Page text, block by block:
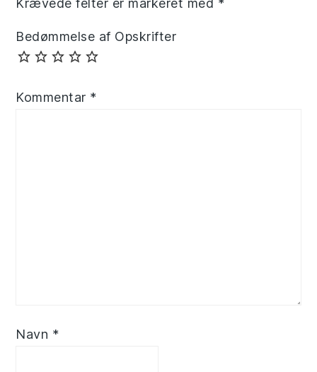
Krævede felter er markeret med *
Bedømmelse af Opskrifter
Kommentar *
Navn *